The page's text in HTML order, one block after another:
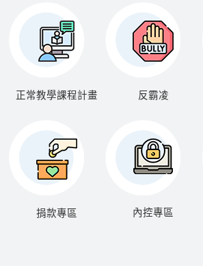
正常教學課程計畫 反霸凌
捐款專區 內控專區